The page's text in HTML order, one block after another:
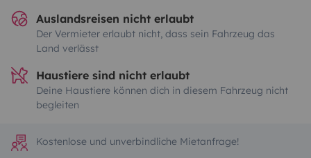
Auslandsreisen nicht erlaubt
Der Vermieter erlaubt nicht, dass sein Fahrzeug das
Land verlässt
Haustiere sind nicht erlaubt
Deine Haustiere können dich in diesem Fahrzeug nicht
begleiten
Kostenlose und unverbindliche Mietanfrage!